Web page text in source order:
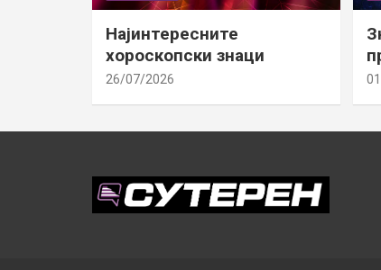
Најинтересните
хороскопски знаци
26/07/2026